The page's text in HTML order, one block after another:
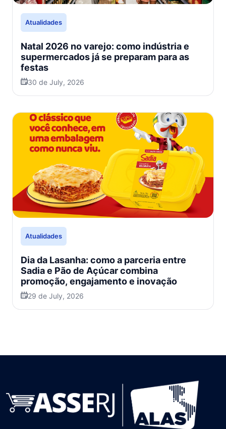
Atualidades
Natal 2026 no varejo: como indústria e
supermercados já se preparam para as
festas
30 de July, 2026
Atualidades
Dia da Lasanha: como a parceria entre
Sadia e Pão de Açúcar combina
promoção, engajamento e inovação
29 de July, 2026